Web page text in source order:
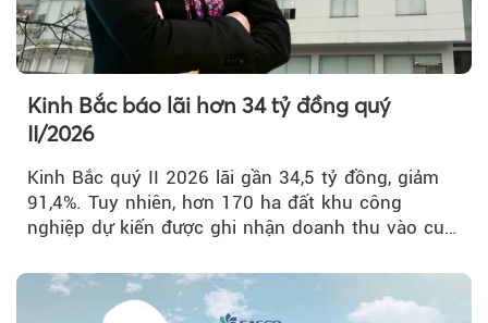
Kinh Bắc báo lãi hơn 34 tỷ đồng quý
II/2026
Kinh Bắc quý II 2026 lãi gần 34,5 tỷ đồng, giảm
91,4%. Tuy nhiên, hơn 170 ha đất khu công
nghiệp dự kiến được ghi nhận doanh thu vào cuối